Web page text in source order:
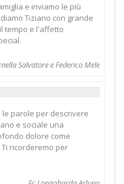
e inviamo le più
Tiziano con grande
tempo e l'affetto
Salvatore e Federico Mele
parole per descrivere
e sociale una
dolore come
ricorderemo per